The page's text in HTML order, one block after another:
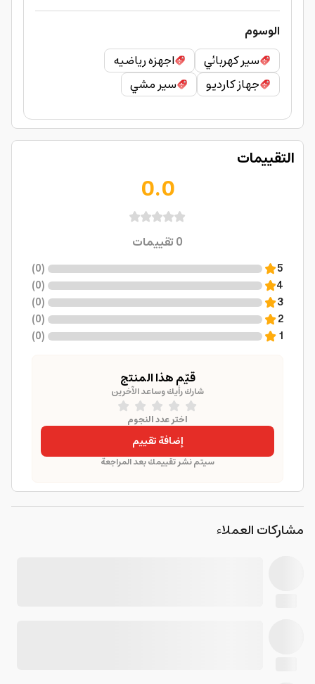
الوسوم
سير كهربائي
اجهزه رياضيه
جهاز كارديو
سير مشي
التقييمات
0.0
0تقييمات
5
(
0
)
4
(
0
)
3
(
0
)
2
(
0
)
1
(
0
)
قيّم هذا المنتج
شارك رأيك وساعد الآخرين
اختر عدد النجوم
إضافة تقييم
سيتم نشر تقييمك بعد المراجعة
مشاركات العملاء